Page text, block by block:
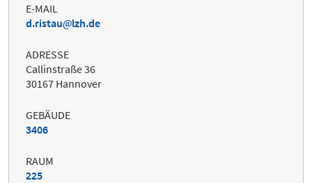
E-MAIL
d.ristau
lzh.de
ADRESSE
Callinstraße 36
30167 Hannover
GEBÄUDE
3406
RAUM
225